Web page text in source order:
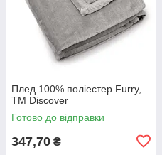
Плед 100% поліестер Furry,
TM Discover
Готово до відправки
347,70 ₴